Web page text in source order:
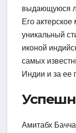
выдающуюся
Его
уникальный
иконой
самых
Индии и за ее
Амитабх